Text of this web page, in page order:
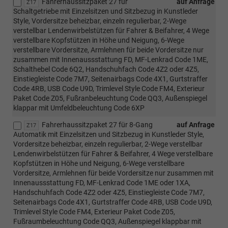
Z17
Schaltgetriebe mit Einzelsitzen und Sitzbezug in Kunstleder
Style, Vordersitze beheizbar, einzeln regulierbar, 2-Wege
verstellbar Lendenwirbelstützen für Fahrer & Beifahrer, 4 Wege
verstellbare Kopfstützen in Höhe und Neigung, 6-Wege
verstellbare Vordersitze, Armlehnen für beide Vordersitze nur
zusammen mit Innenaussstattung FD, MF-Lenkrad Code 1ME,
Schalthebel Code 6Q2, Handschuhfach Code 4Z2 oder 4Z5,
Einstiegleiste Code 7M7, Seitenairbags Code 4X1, Gurtstraffer
Code 4RB, USB Code U9D, Trimlevel Style Code FM4, Exterieur
Paket Code Z05, Fußranbeleuchtung Code QQ3, Außenspiegel
klappar mit Umfeldbeleuchtung Code 6XP
Z17 auf Anfrage
Fahrerhaussitzpaket 27 für 8-Gang
Automatik mit Einzelsitzen und Sitzbezug in Kunstleder Style,
Vordersitze beheizbar, einzeln regulierbar, 2-Wege verstellbar
Lendenwirbelstützen für Fahrer & Beifahrer, 4 Wege verstellbare
Kopfstützen in Höhe und Neigung, 6-Wege verstellbare
Vordersitze, Armlehnen für beide Vordersitze nur zusammen mit
Innenaussstattung FD, MF-Lenkrad Code 1ME oder 1XA,
Handschuhfach Code 4Z2 oder 4Z5, Einstiegleiste Code 7M7,
Seitenairbags Code 4X1, Gurtstraffer Code 4RB, USB Code U9D,
Trimlevel Style Code FM4, Exterieur Paket Code Z05,
Fußraumbeleuchtung Code QQ3, Außenspiegel klappbar mit